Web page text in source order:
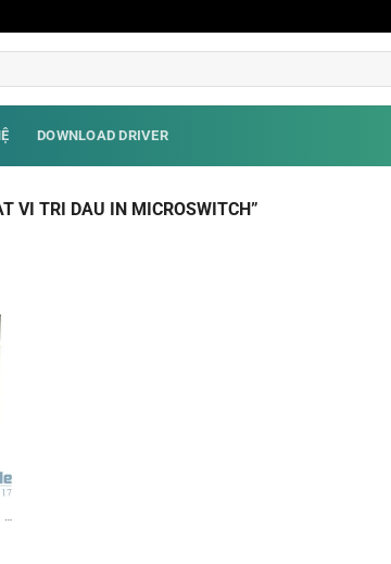
DOWNLOAD DRIVER
VI TRI DAU IN MICROSWITCH”
MÁY IN MÃ VẠCH | LABEL BARCODE PRINTER